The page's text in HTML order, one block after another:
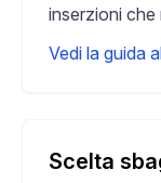
inserzioni
Vedi la guida
Scelta